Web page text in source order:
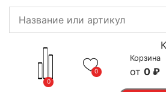
0
0
Корзина
0 ₽